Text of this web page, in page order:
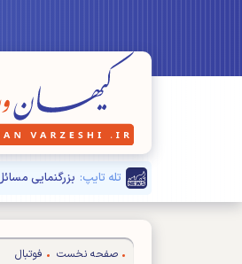
تله تایپ: بزرگنمایی
صفحه نخست فوتبال